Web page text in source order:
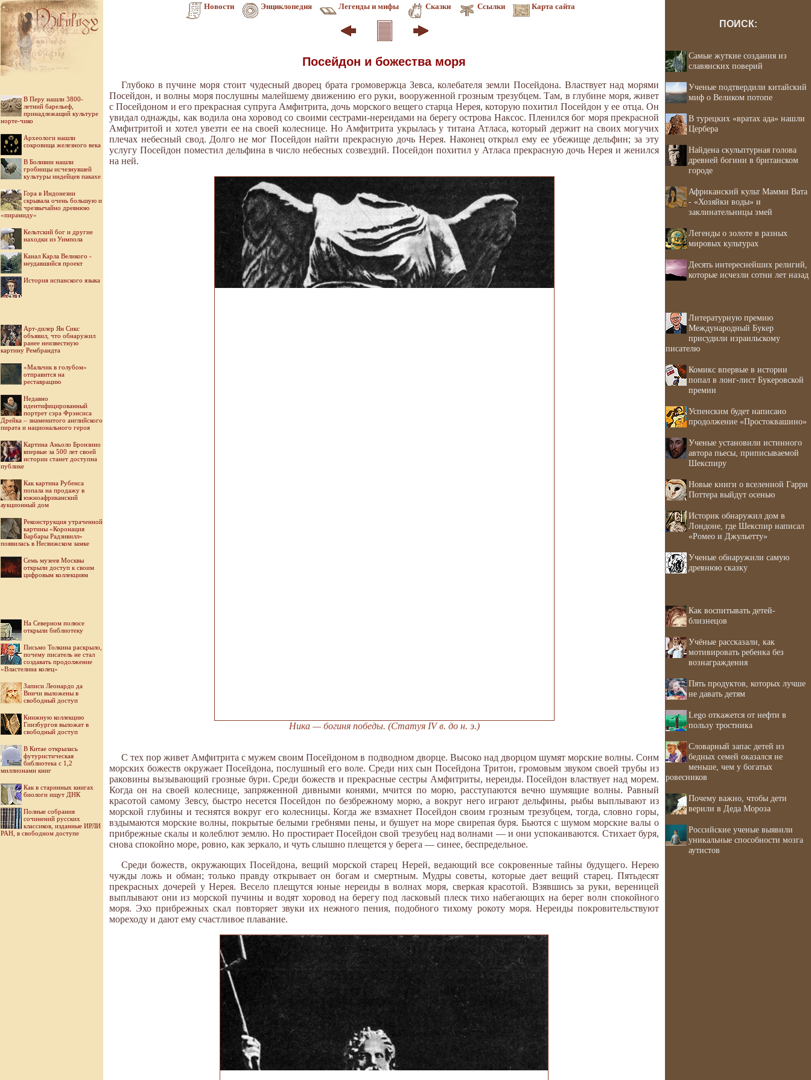
Новости Энциклопедия Легенды и мифы Сказки Ссылки Карта сайта
В Перу нашли 3800-
летний барельеф,
принадлежащий культуре
норте-чико
Археологи нашли
сокровища железного века
В Боливии нашли
гробницы исчезнувшей
культуры индейцев пакахе
Гора в Индонезии
скрывала очень большую и
чрезвычайно древнюю
«пирамиду»
Кельтский бог и другие
находки из Уимпола
Канал Карла Великого -
неудавшийся проект
История испанского языка
Арт-дилер Ян Сикс
объявил, что обнаружил
ранее неизвестную
картину Рембрандта
«Мальчик в голубом»
отправится на
реставрацию
Недавно
идентифицированный
портрет сэра Фрэнсиса
Дрейка – знаменитого английского
пирата и национального героя
Картина Аньоло Бронзино
впервые за 500 лет своей
истории станет доступна
публике
Как картина Рубенса
попала на продажу в
южноафриканский
аукционный дом
Реконструкция утраченной
картины «Коронация
Барбары Радзивилл»
появилась в Несвижском замке
Семь музеев Москвы
открыли доступ к своим
цифровым коллекциям
На Северном полюсе
открыли библиотеку
Письмо Толкина раскрыло,
почему писатель не стал
создавать продолжение
«Властелина колец»
Записи Леонардо да
Винчи выложены в
свободный доступ
Книжную коллекцию
Гинзбургов выложат в
свободный доступ
В Китае открылась
футуристическая
библиотека с 1,2
миллионами книг
Как в старинных книгах
биологи ищут ДНК
Полные собрания
сочинений русских
классиков, изданные ИРЛИ
РАН, в свободном доступе
Посейдон и божества моря
Глубоко в пучине моря стоит чудесный дворец брата громовержца Зевса, колебателя земли Посейдона. Властвует над морями
Посейдон, и волны моря послушны малейшему движению его руки, вооруженной грозным трезубцем. Там, в глубине моря, живет
с Посейдоном и его прекрасная супруга Амфитрита, дочь морского вещего старца Нерея, которую похитил Посейдон у ее отца. Он
увидал однажды, как водила она хоровод со своими сестрами-нереидами на берегу острова Наксос. Пленился бог моря прекрасной
Амфитритой и хотел увезти ее на своей колеснице. Но Амфитрита укрылась у титана Атласа, который держит на своих могучих
плечах небесный свод. Долго не мог Посейдон найти прекрасную дочь Нерея. Наконец открыл ему ее убежище дельфин; за эту
услугу Посейдон поместил дельфина в число небесных созвездий. Посейдон похитил у Атласа прекрасную дочь Нерея и женился
на ней.
Ника — богиня победы. (Статуя IV в. до н. э.)
С тех пор живет Амфитрита с мужем своим Посейдоном в подводном дворце. Высоко над дворцом шумят морские волны. Сонм
морских божеств окружает Посейдона, послушный его воле. Среди них сын Посейдона Тритон, громовым звуком своей трубы из
раковины вызывающий грозные бури. Среди божеств и прекрасные сестры Амфитриты, нереиды. Посейдон властвует над морем.
Когда он на своей колеснице, запряженной дивными конями, мчится по морю, расступаются вечно шумящие волны. Равный
красотой самому Зевсу, быстро несется Посейдон по безбрежному морю, а вокруг него играют дельфины, рыбы выплывают из
морской глубины и теснятся вокруг его колесницы. Когда же взмахнет Посейдон своим грозным трезубцем, тогда, словно горы,
вздымаются морские волны, покрытые белыми гребнями пены, и бушует на море свирепая буря. Бьются с шумом морские валы о
прибрежные скалы и колеблют землю. Но простирает Посейдон свой трезубец над волнами — и они успокаиваются. Стихает буря,
снова спокойно море, ровно, как зеркало, и чуть слышно плещется у берега — синее, беспредельное.
Среди божеств, окружающих Посейдона, вещий морской старец Нерей, ведающий все сокровенные тайны будущего. Нерею
чужды ложь и обман; только правду открывает он богам и смертным. Мудры советы, которые дает вещий старец. Пятьдесят
прекрасных дочерей у Нерея. Весело плещутся юные нереиды в волнах моря, сверкая красотой. Взявшись за руки, вереницей
выплывают они из морской пучины и водят хоровод на берегу под ласковый плеск тихо набегающих на берег волн спокойного
моря. Эхо прибрежных скал повторяет звуки их нежного пения, подобного тихому рокоту моря. Нереиды покровительствуют
мореходу и дают ему счастливое плавание.
ПОИСК:
Самые жуткие создания из
славянских поверий
Ученые подтвердили китайский
миф о Великом потопе
В турецких «вратах ада» нашли
Цербера
Найдена скульптурная голова
древней богини в британском
городе
Африканский культ Мамми Вата
- «Хозяйки воды» и
заклинательницы змей
Легенды о золоте в разных
мировых культурах
Десять интереснейших религий,
которые исчезли сотни лет назад
Литературную премию
Международный Букер
присудили израильскому
писателю
Комикс впервые в истории
попал в лонг-лист Букеровской
премии
Успенским будет написано
продолжение «Простоквашино»
Ученые установили истинного
автора пьесы, приписываемой
Шекспиру
Новые книги о вселенной Гарри
Поттера выйдут осенью
Историк обнаружил дом в
Лондоне, где Шекспир написал
«Ромео и Джульетту»
Ученые обнаружили самую
древнюю сказку
Как воспитывать детей-
близнецов
Учёные рассказали, как
мотивировать ребенка без
вознаграждения
Пять продуктов, которых лучше
не давать детям
Lego откажется от нефти в
пользу тростника
Словарный запас детей из
бедных семей оказался не
меньше, чем у богатых
ровесников
Почему важно, чтобы дети
верили в Деда Мороза
Российские ученые выявили
уникальные способности мозга
аутистов